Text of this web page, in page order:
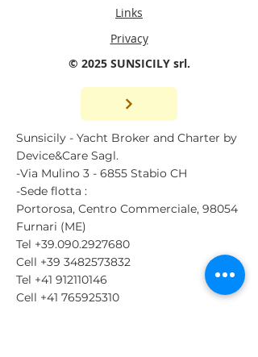
Links
Privacy
© 2025 SUNSICILY srl.
Sunsicily - Yacht Broker and Charter by
Device&Care Sagl.
-Via Mulino 3 - 6855 Stabio CH
-Sede flotta :
Portorosa, Centro Commerciale, 98054
Furnari (ME)
Tel +39.090.2927680
Cell +39 3482573832
Tel +41 912110146
Cell +41 765925310